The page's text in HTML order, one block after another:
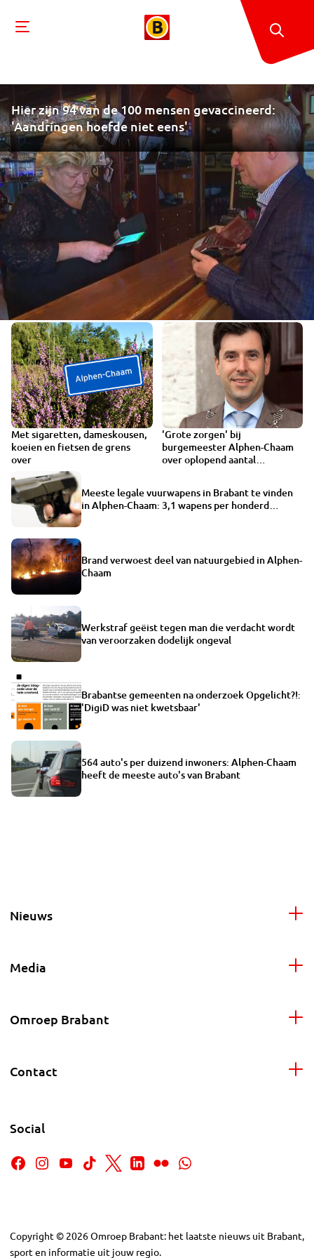
Hier zijn 94 van de 100 mensen gevaccineerd:
'Aandringen hoefde niet eens'
Met sigaretten, dameskousen,
koeien en fietsen de grens
over
'Grote zorgen' bij
burgemeester Alphen-Chaam
over oplopend aantal
Meeste legale vuurwapens in Brabant te vinden
in Alphen-Chaam: 3,1 wapens per honderd
Brand verwoest deel van natuurgebied in Alphen-
Chaam
Werkstraf geëist tegen man die verdacht wordt
van veroorzaken dodelijk ongeval
Brabantse gemeenten na onderzoek Opgelicht?!:
'DigiD was niet kwetsbaar'
564 auto's per duizend inwoners: Alphen-Chaam
heeft de meeste auto's van Brabant
Nieuws
Media
Omroep Brabant
Contact
Social
Copyright © 2026Omroep Brabant: het laatste nieuws uit Brabant,
sport en informatie uit jouw regio.